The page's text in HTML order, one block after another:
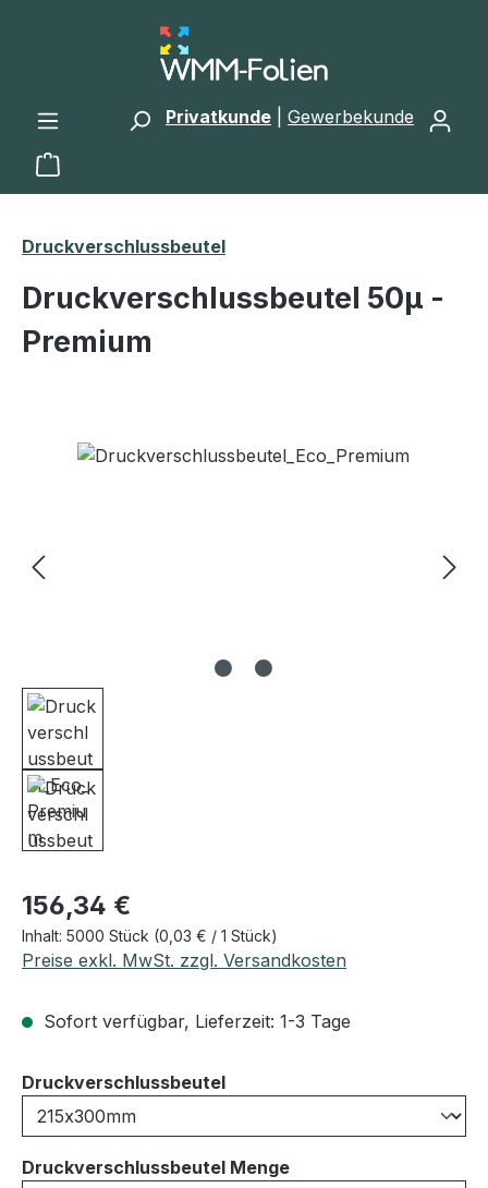
Zum Hauptinhalt springen
Privatkunde Gewerbekunde
Warenkorb enthält 0 Positionen. Der
Druckverschlussbeutel
Druckverschlussbeutel 50μ -
Premium
Bildergalerie überspringen
Regulärer Preis:
156,34 €
Inhalt: 5000 Stück (0,03 € / 1 Stück)
Preise exkl. MwSt. zzgl. Versandkosten
Sofort verfügbar, Lieferzeit: 1-3 Tage
Druckverschlussbeutelauswählen
Druckverschlussbeutel Mengeauswählen